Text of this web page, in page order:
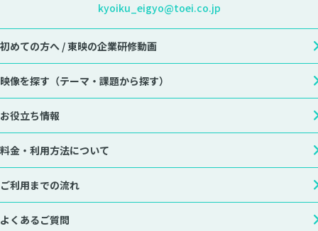
kyoiku_eigyo@toei.co.jp
初めての方へ /東映の企業研修動画
映像を探す （テーマ・課題から探す）
お役立ち情報
料金・利用方法について
ご利用までの流れ
よくあるご質問